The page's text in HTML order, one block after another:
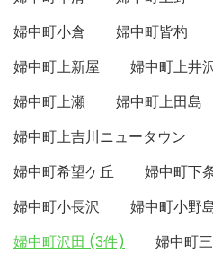
婦中町小倉
婦中町皆杓
婦中町上新屋
婦中町上井
婦中町上瀬
婦中町上田島
婦中町上吉川ニュータウン
婦中町希望ケ丘
婦中町下
婦中町小長沢
婦中町小野
婦中町沢田 (3件)
婦中町